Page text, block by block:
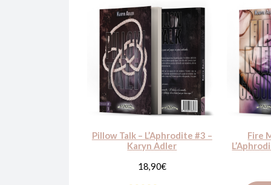
Pillow Talk – L’Aphrodite #3 –
Karyn Adler
18,90€
Fire